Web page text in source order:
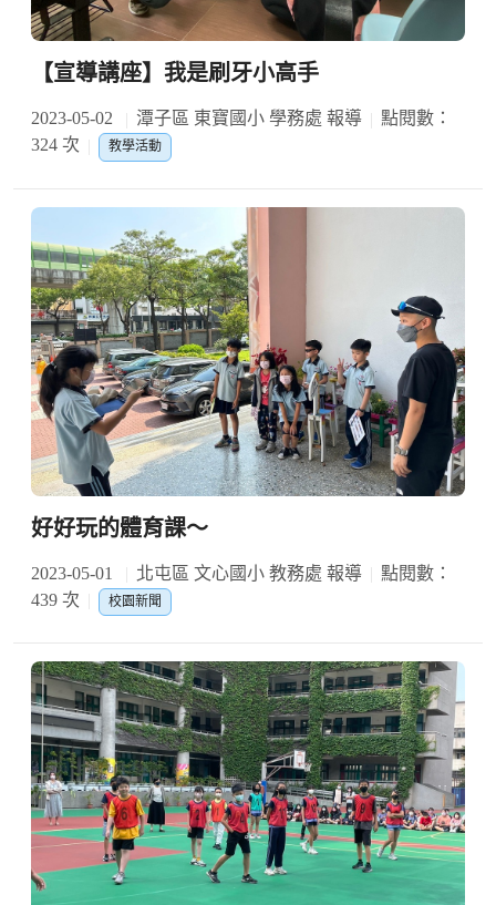
【宣導講座】我是刷牙小高手
2023-05-02 潭子區 東寶國小 學務處 報導
點閱數：
324 次
教學活動
好好玩的體育課～
2023-05-01 北屯區 文心國小 教務處 報導
點閱數：
439 次
校園新聞